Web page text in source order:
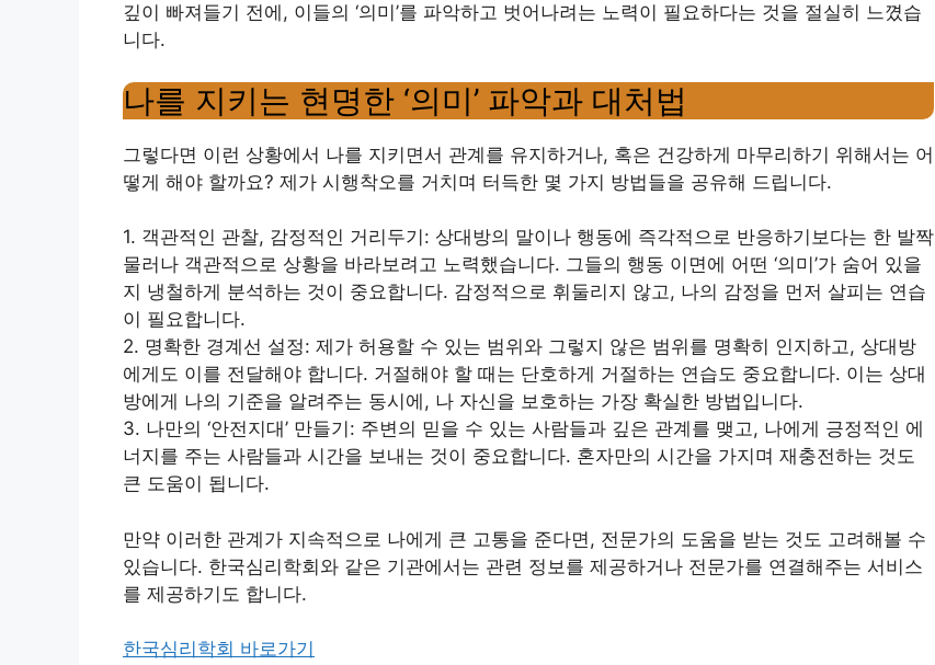
깊이 빠져들기 전에, 이들의 ‘의미’를 파악하고 벗어나려는 노력이 필요하다는 것을 절실히 느꼈습
니다.
나를 지키는 현명한 ‘의미’ 파악과 대처법
그렇다면 이런 상황에서 나를 지키면서 관계를 유지하거나, 혹은 건강하게 마무리하기 위해서는 어
떻게 해야 할까요? 제가 시행착오를 거치며 터득한 몇 가지 방법들을 공유해 드립니다.
1. 객관적인 관찰, 감정적인 거리두기: 상대방의 말이나 행동에 즉각적으로 반응하기보다는 한 발짝
물러나 객관적으로 상황을 바라보려고 노력했습니다. 그들의 행동 이면에 어떤 ‘의미’가 숨어 있을
지 냉철하게 분석하는 것이 중요합니다. 감정적으로 휘둘리지 않고, 나의 감정을 먼저 살피는 연습
이 필요합니다.
2. 명확한 경계선 설정: 제가 허용할 수 있는 범위와 그렇지 않은 범위를 명확히 인지하고, 상대방
에게도 이를 전달해야 합니다. 거절해야 할 때는 단호하게 거절하는 연습도 중요합니다. 이는 상대
방에게 나의 기준을 알려주는 동시에, 나 자신을 보호하는 가장 확실한 방법입니다.
3. 나만의 ‘안전지대’ 만들기: 주변의 믿을 수 있는 사람들과 깊은 관계를 맺고, 나에게 긍정적인 에
너지를 주는 사람들과 시간을 보내는 것이 중요합니다. 혼자만의 시간을 가지며 재충전하는 것도
큰 도움이 됩니다.
만약 이러한 관계가 지속적으로 나에게 큰 고통을 준다면, 전문가의 도움을 받는 것도 고려해볼 수
있습니다. 한국심리학회와 같은 기관에서는 관련 정보를 제공하거나 전문가를 연결해주는 서비스
를 제공하기도 합니다.
한국심리학회 바로가기